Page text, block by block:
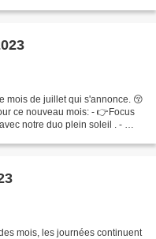
mois de juillet qui s'annonce. 😚
ce nouveau mois: - 👉Focus
notre duo plein soleil . - 👉
mois, les journées continuent